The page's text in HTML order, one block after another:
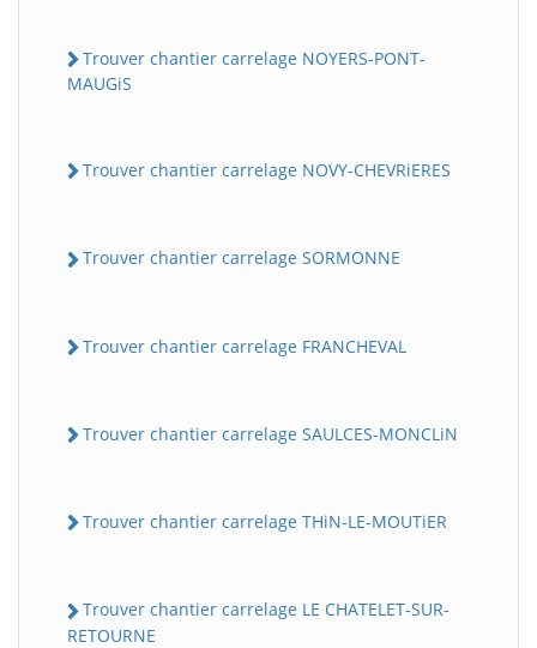
Trouver chantier carrelage NOYERS-PONT-
MAUGiS
Trouver chantier carrelage NOVY-CHEVRiERES
Trouver chantier carrelage SORMONNE
Trouver chantier carrelage FRANCHEVAL
Trouver chantier carrelage SAULCES-MONCLiN
Trouver chantier carrelage THiN-LE-MOUTiER
Trouver chantier carrelage LE CHATELET-SUR-
RETOURNE